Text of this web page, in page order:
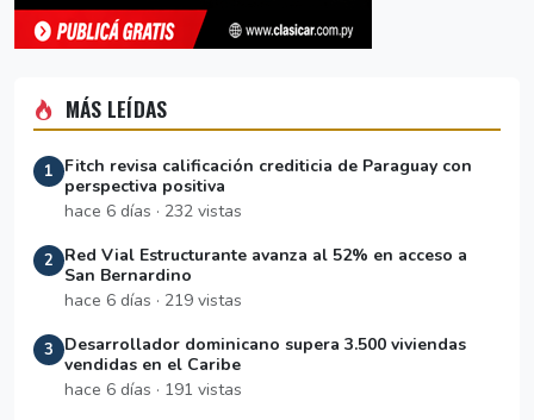
MÁS LEÍDAS
1
Fitch revisa calificación crediticia de Paraguay con
perspectiva positiva
hace 6 días · 232 vistas
2
Red Vial Estructurante avanza al 52% en acceso a
San Bernardino
hace 6 días · 219 vistas
3
Desarrollador dominicano supera 3.500 viviendas
vendidas en el Caribe
hace 6 días · 191 vistas